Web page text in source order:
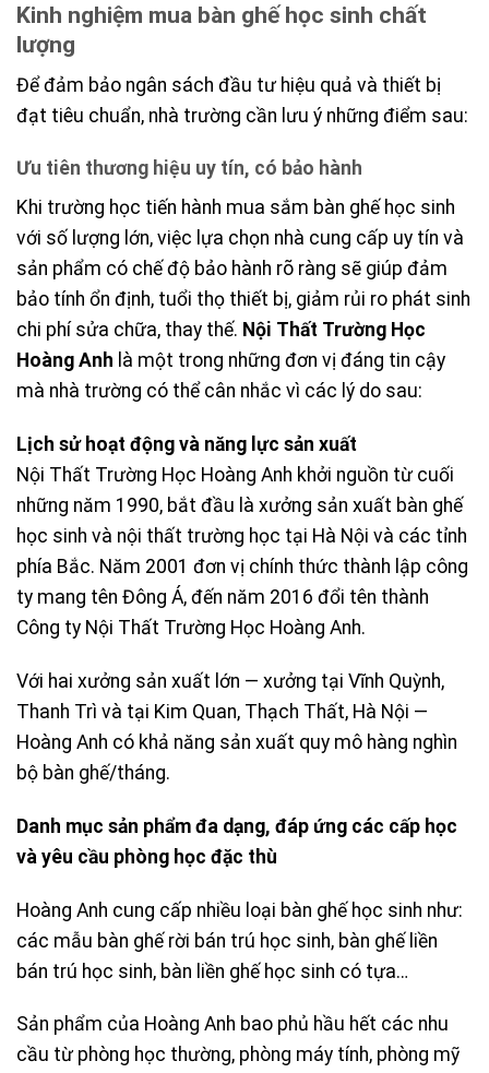
Kinh nghiệm mua bàn ghế học sinh chất
lượng
Để đảm bảo ngân sách đầu tư hiệu quả và thiết bị
đạt tiêu chuẩn, nhà trường cần lưu ý những điểm sau:
Ưu tiên thương hiệu uy tín, có bảo hành
Khi trường học tiến hành mua sắm bàn ghế học sinh
với số lượng lớn, việc lựa chọn nhà cung cấp uy tín và
sản phẩm có chế độ bảo hành rõ ràng sẽ giúp đảm
bảo tính ổn định, tuổi thọ thiết bị, giảm rủi ro phát sinh
chi phí sửa chữa, thay thế. Nội Thất Trường Học
Hoàng Anh là một trong những đơn vị đáng tin cậy
mà nhà trường có thể cân nhắc vì các lý do sau:
Lịch sử hoạt động và năng lực sản xuất
Nội Thất Trường Học Hoàng Anh khởi nguồn từ cuối
những năm 1990, bắt đầu là xưởng sản xuất bàn ghế
học sinh và nội thất trường học tại Hà Nội và các tỉnh
phía Bắc. Năm 2001 đơn vị chính thức thành lập công
ty mang tên Đông Á, đến năm 2016 đổi tên thành
Công ty Nội Thất Trường Học Hoàng Anh.
Với hai xưởng sản xuất lớn — xưởng tại Vĩnh Quỳnh,
Thanh Trì và tại Kim Quan, Thạch Thất, Hà Nội —
Hoàng Anh có khả năng sản xuất quy mô hàng nghìn
bộ bàn ghế/tháng.
Danh mục sản phẩm đa dạng, đáp ứng các cấp học
và yêu cầu phòng học đặc thù
Hoàng Anh cung cấp nhiều loại bàn ghế học sinh như:
các mẫu bàn ghế rời bán trú học sinh, bàn ghế liền
bán trú học sinh, bàn liền ghế học sinh có tựa…
Sản phẩm của Hoàng Anh bao phủ hầu hết các nhu
cầu từ phòng học thường, phòng máy tính, phòng mỹ